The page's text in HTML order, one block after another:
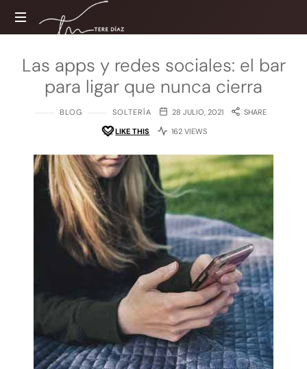
Tere
web
oficial
Las apps y redes sociales: el bar
para ligar que nunca cierra
BLOG SOLTERÍA 28 JULIO, 2021
SHARE
LIKE THIS
162 VIEWS